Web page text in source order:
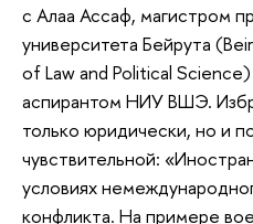
с Алаа Ассаф, магистром
университета Бейрута
of Law and Political
аспирантом НИУ ВШЭ.
только юридически, но и
чувствительной:
условиях
конфликта. На примере